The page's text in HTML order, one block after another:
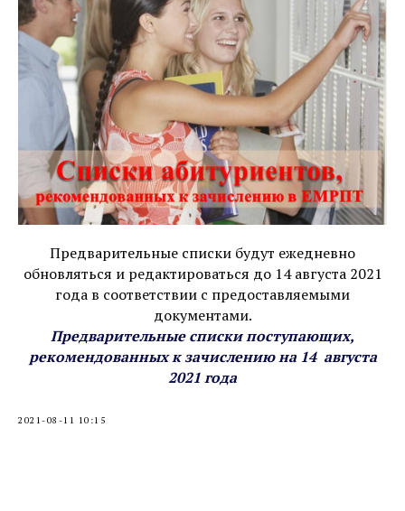
Предварительные списки будут ежедневно
обновляться и редактироваться до 14 августа 2021
года в соответствии с предоставляемыми
документами.
Предварительные списки поступающих,
рекомендованных к зачислению на 14 августа
2021 года
2021-08-11 10:15